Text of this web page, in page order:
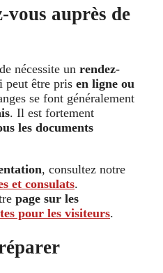
vous auprès de
nécessite un rendez-
peut être pris en ligne ou
se font généralement
. Il est fortement
les documents
, consultez notre
et consulats.
page sur les
pour les visiteurs.